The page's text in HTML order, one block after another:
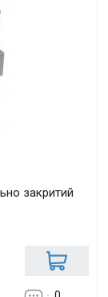
закритий